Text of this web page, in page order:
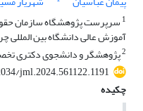
1 سرپرست پژوهشگاه سازمان
آموزش عالی دانشگاه بین المللی
2پژوهشگر و دانشجوی دکتری
jml.2024.561122.1191
چکیده